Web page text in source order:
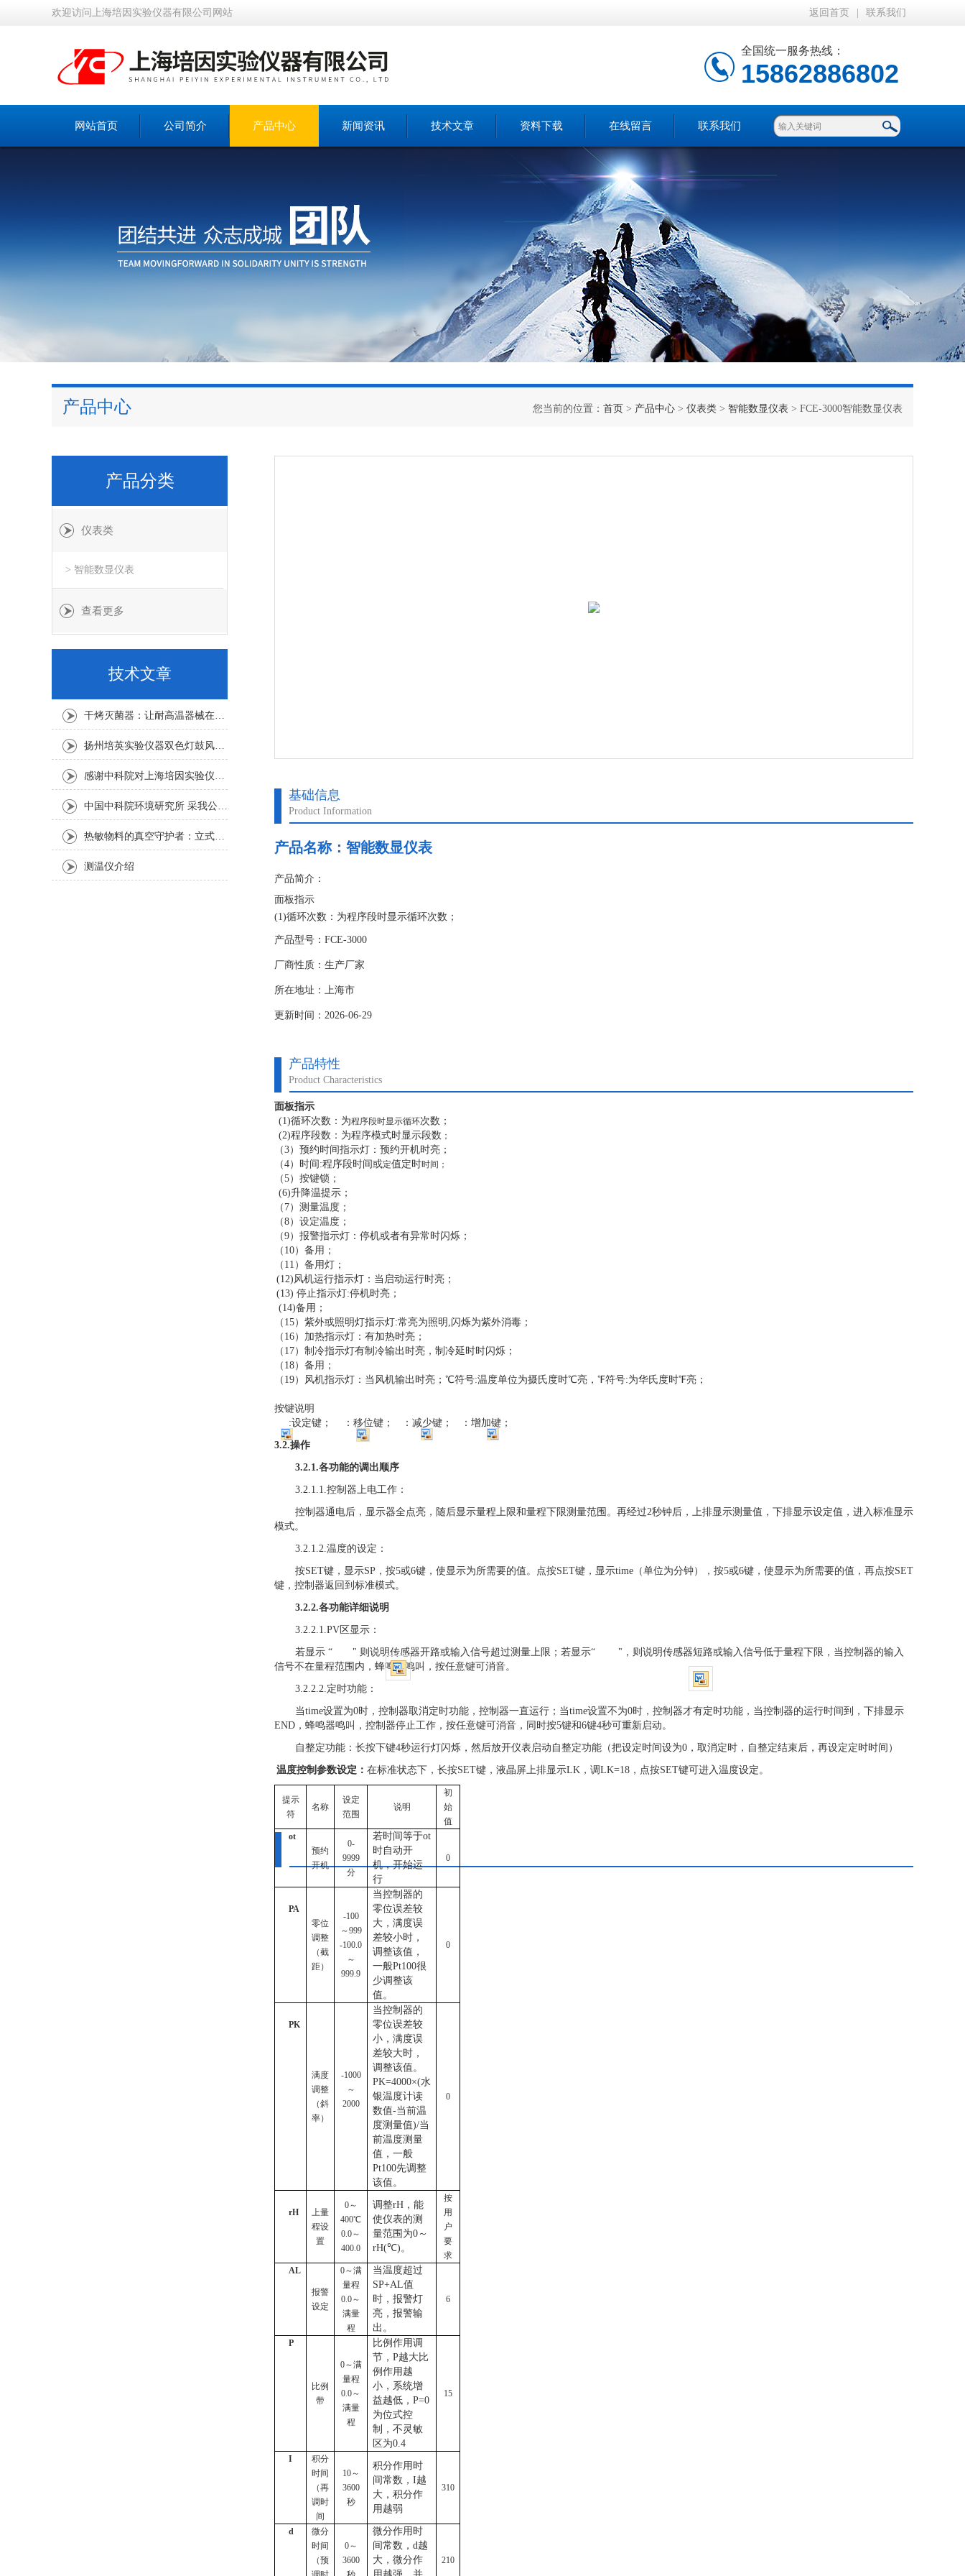
欢迎访问上海培因实验仪器有限公司网站 返回首页 联系我们
全国统一服务热线：
15862886802
网站首页 公司简介 产品中心 新闻资讯 技术文章 资料下载 在线留言 联系我们
产品中心 您当前的位置： 首页 > 产品中心 > 仪表类 > 智能数显仪表 > FCE-3000智能数显仪表
基础信息
Product Information
产品名称： 智能数显仪表
产品简介：
面板指示
(1)循环次数：为程序段时显示循环次数；
(2)程序段数：为程序模式时显示段数；
（4）时间:程序段时间或定值定时时间；
（5）按键锁；
（7）测量温度；
（9）报警指示灯：停机或者有异常时闪烁；
（10）备用；
（11）备用灯；
(12)风机运行指示灯：当启动运行时亮；
(13) 停止指示灯:停机时亮；
产品型号：FCE-3000
厂商性质：生产厂家
所在地址：上海市
更新时间：2026-06-29
产品特性
Product Characteristics
面板指示
(1)循环次数：为程序段时显示循环次数 ；
(2)程序段数：为程序模式时显示段数 ；
（3）预约时间指示灯：预约开机时亮；
（4）时间 :程序段时间或定值定时时间；
（5）按键锁；
(6)升降温提示；
（ 7）测量温度；
（8）设定温度；
（9）报警指示灯：停机或者有异常时闪烁；
（ 10）备用；
（ 11 ）备用灯；
(12)风机运行指示灯：当启动运行时亮；
(13) 停止指示灯:停机时亮；
(14)备用；
（ 15）紫外或照明灯指示灯:常亮为照明 ,闪烁为紫外消毒；
（ 16）加热指示灯：有加热时亮；
（ 17）制冷指示灯有制冷输出时亮，制冷延时时闪烁；
（ 18）备用；
（ 19） 风机指示灯：当风机输出时亮； ℃符号:温度单位为摄氏度时℃亮，℉符号:为华氏度时℉亮；
按键说明
:设定键 ； ： 移位键； ： 减少键； ： 增加键 ；
3.2.操作
3.2.1.各功能的调出顺序
3.2.1.1.控制器上电工作：
控制器通电后，显示器全点亮 ，随后显示量程上限和量程下限测量范围。再经过2秒钟后，上排显示测量值，下排显示设定值，进入标准显示
模式。
3.2.1.2.温度的设定：
按SET键，显示SP ，按5或6键，使显示为所需要的值。点按SET键，显示time （单位为分钟），按5或6键，使显示为所需要的值，再点按SET
键，控制器返回到标准模式。
3.2.2.各功能详细说明
3.2.2.1.PV区显示：
若显示 “ " 则说明传感器开路或输入信号超过测量上限；若显示“ "，则说明传感器短路或输入信号低于量程下限，当控制器的输入
信号不在量程范围内，蜂鸣器鸣叫，按任意键可消音。
3.2.2.2.定时功能：
当time设置为0时，控制器取消定时功能，控制器一直运行；当time设置不为0时，控制器才有定时功能，当控制器的运行时间到，下排显示
END，蜂鸣器鸣叫，控制器停止工作，按任意键可消音，同时按5键和6键4秒可重新启动。
自整定功能：长按下键4秒运行灯闪烁，然后放开仪表启动自整定功能（把设定时间设为0 ，取消定时，自整定结束后，再设定定时时间）
温度控制参数设定： 在标准状态下，长按SET键，液晶屏上排显示LK ，调LK=18 ，点按SET键可进入温度设定。
提示
符
名称
设定
范围
说明
初
始
值
ot
预约
开机
0-
9999
分
若时间等于ot
时自动开
机，开始运
行
0
PA
零位
调整
（截
距）
-100
～999
-100.0
～
999.9
当控制器的
零位误差较
大，满度误
差较小时，
调整该值，
一般Pt100很
少调整该
值。
0
PK
满度
调整
（斜
率）
-1000
～
2000
当控制器的
零位误差较
小，满度误
差较大时，
调整该值。
PK=4000×(水
银温度计读
数值-当前温
度测量值)/当
前温度测量
值，一般
Pt100先调整
该值。
0
rH
上量
程设
置
0～
400℃
0.0～
400.0
调整rH，能
使仪表的测
量范围为0～
rH(℃)。
按
用
户
要
求
AL
报警
设定
0～满
量程
0.0～
满量
程
当温度超过
SP+AL值
时，报警灯
亮，报警输
出。
6
P
比例
带
0～满
量程
0.0～
满量
程
比例作用调
节， P越大比
例作用越
小，系统增
益越低，P=0
为位式控
制，不灵敏
区为0.4
15
I
积分
时间
（再
调时
间
10～
3600
秒
积分作用时
间常数， I越
大，积分作
用越弱
310
d
微分
时间
（预
0～
3600
微分作用时
间常数， d越
大，微分作
210
产品分类
仪表类
> 智能数显仪表
查看更多
技术文章
干烤灭菌器：让耐高温器械在无水高温中重获无菌新生
扬州培英实验仪器双色灯鼓风干燥箱
感谢中科院对上海培因实验仪器的认可
中国中科院环境研究所 采我公司仪器300L人工气候箱 实验效果获高度评价
热敏物料的真空守护者：立式真空干燥箱选购指南
测温仪介绍